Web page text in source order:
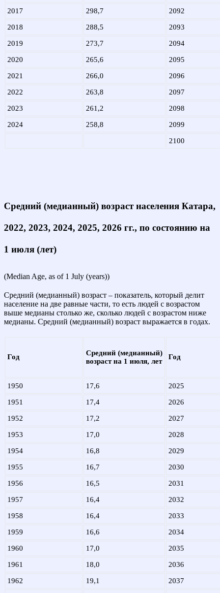
2017 298,7 2092
2018 288,5 2093
2019 273,7 2094
2020 265,6 2095
2021 266,0 2096
2022 263,8 2097
2023 261,2 2098
2024 258,8 2099
2100
Средний (медианный) возраст населения Катара,
2022, 2023, 2024, 2025, 2026 гг., по состоянию на
1 июля (лет)
(Median Age, as of 1 July (years))
Средний (медианный) возраст – показатель, который делит
население на две равные части, то есть людей с возрастом
выше медианы столько же, сколько людей с возрастом ниже
медианы. Средний (медианный) возраст выражается в годах.
Год
Средний (медианный)
возраст на 1 июля, лет
Год
1950 17,6 2025
1951 17,4 2026
1952 17,2 2027
1953 17,0 2028
1954 16,8 2029
1955 16,7 2030
1956 16,5 2031
1957 16,4 2032
1958 16,4 2033
1959 16,6 2034
1960 17,0 2035
1961 18,0 2036
1962 19,1 2037